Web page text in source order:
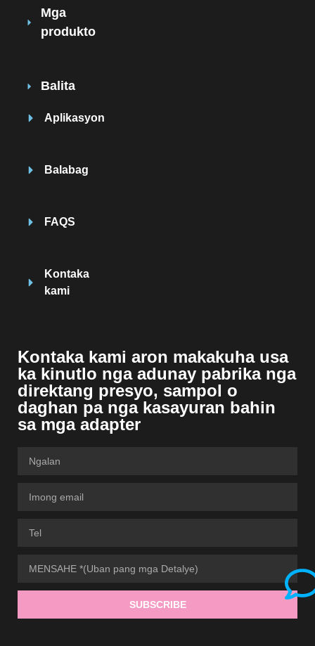
Mga
produkto
Balita
Aplikasyon
Balabag
FAQS
Kontaka
kami
Kontaka kami aron makakuha usa
ka kinutlo nga adunay pabrika nga
direktang presyo, sampol o
daghan pa nga kasayuran bahin
sa mga adapter
SUBSCRIBE